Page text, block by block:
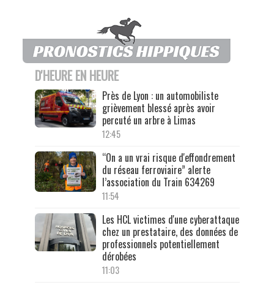
D'HEURE EN HEURE
Près de Lyon : un automobiliste
grièvement blessé après avoir
percuté un arbre à Limas
12:45
“On a un vrai risque d'effondrement
du réseau ferroviaire” alerte
l’association du Train 634269
11:54
Les HCL victimes d'une cyberattaque
chez un prestataire, des données de
professionnels potentiellement
dérobées
11:03